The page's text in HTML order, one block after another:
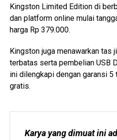
Kingston Limited Edition di
dan platform online mulai
harga Rp 379.000.
Kingston juga menawarkan tas
terbatas serta pembelian USB
ini dilengkapi dengan garansi 5
gratis.
Karya yang dimuat ini